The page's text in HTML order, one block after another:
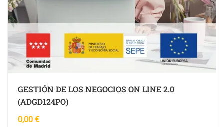
GESTIÓN DE LOS NEGOCIOS ON LINE 2.0
(ADGD124PO)
0,00 €